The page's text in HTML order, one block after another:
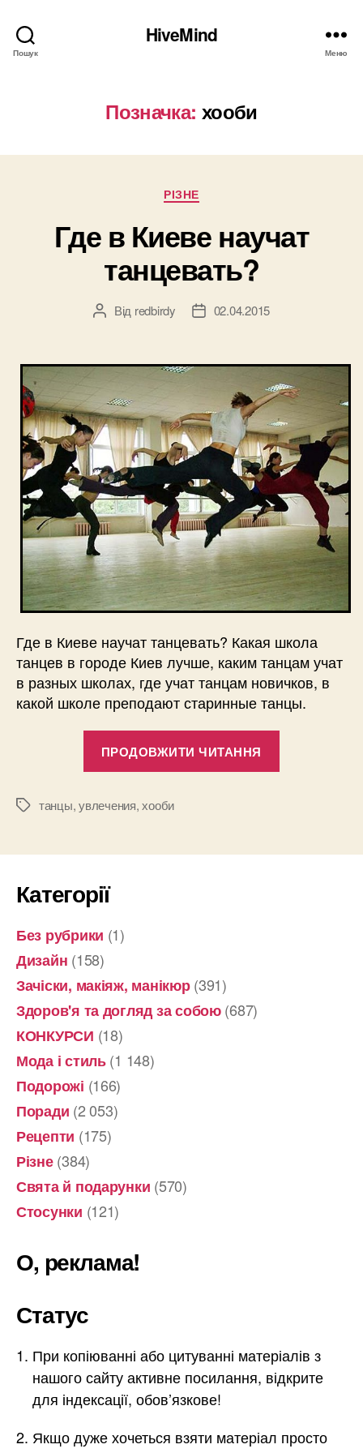
Пошук
HiveMind
Меню
Позначка: хооби
Категорії
РІЗНЕ
Где в Киеве научат
танцевать?
Автор
Від redbirdy
Дата02.04.2015
Где в Киеве научат танцевать? Какая школа
танцев в городе Киев лучше, каким танцам учат
в разных школах, где учат танцам новичков, в
какой школе преподают старинные танцы.
ПРОДОВЖИТИ ЧИТАННЯ
Позначки
танцы,увлечения,хооби
Категорії
Без рубрики (1)
Дизайн (158)
Зачіски, макіяж, манікюр(391)
Здоров'я та догляд за собою(687)
КОНКУРСИ (18)
Мода і стиль(1 148)
Подорожі (166)
Поради (2 053)
Рецепти (175)
Різне(384)
Свята й подарунки (570)
Стосунки (121)
О, реклама!
Статус
При копіюванні або цитуванні матеріалів з
нашого сайту активне посилання, відкрите
для індексації, обов’язкове!
Якщо дуже хочеться взяти матеріал просто